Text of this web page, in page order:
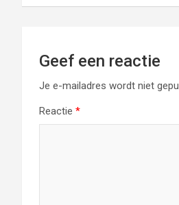
Geef een reactie
Je e-mailadres wordt niet
Reactie *